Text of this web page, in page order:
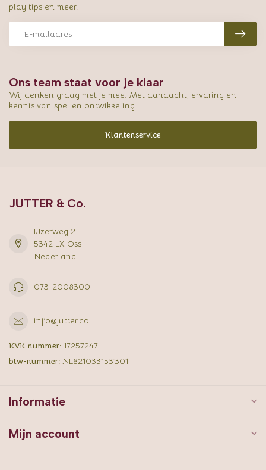
Ons team staat voor je klaar
Wij denken graag met je mee. Met aandacht, ervaring en
kennis van spel en ontwikkeling.
Klantenservice
play tips en meer!
JUTTER & Co.
IJzerweg 2
5342 LX Oss
Nederland
073-2008300
info@jutter.co
KVK nummer: 17257247
btw-nummer: NL821033153B01
Informatie
Mijn account